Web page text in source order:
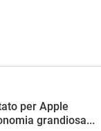
per Apple
grandiosa...